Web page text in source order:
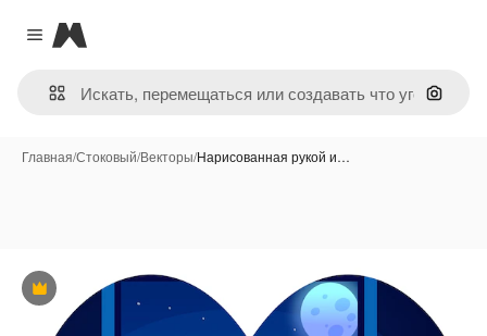
Close menu
Magnific
Поиск
Главная/Стоковый/Векторы/Нарисованная рукой и…
Премиум